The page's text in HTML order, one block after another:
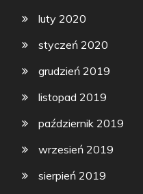
luty 2020
styczeń 2020
grudzień 2019
listopad 2019
październik 2019
wrzesień 2019
sierpień 2019